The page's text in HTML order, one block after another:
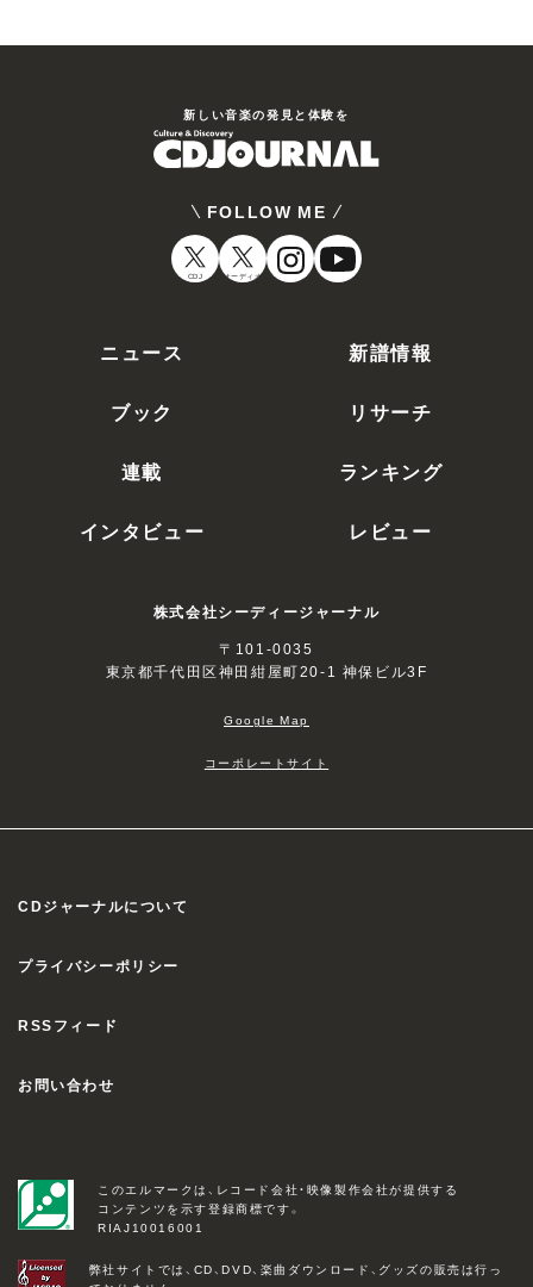
新しい⾳楽の発⾒と体験を
FOLLOW ME
CDJ オーディオ
ニュース 新譜情報
ブック リサーチ
連載 ランキング
インタビュー レビュー
株式会社シーディージャーナル
〒101-0035
東京都千代田区神田紺屋町20-1 神保ビル3F
Google Map
コーポレートサイト
CDジャーナルについて
プライバシーポリシー
RSSフィード
お問い合わせ
このエルマークは、レコード会社・映像製作会社が提供する
コンテンツを示す登録商標です。
RIAJ10016001
弊社サイトでは、CD、DVD、楽曲ダウンロード、グッズの販売は行っ